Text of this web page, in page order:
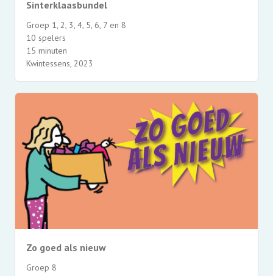
Sinterklaasbundel
Groep 1, 2, 3, 4, 5, 6, 7 en 8
10 spelers
15 minuten
Kwintessens, 2023
Zo goed als nieuw
Groep 8